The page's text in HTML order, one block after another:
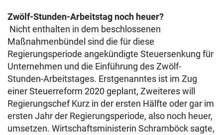
Zwölf-Stunden-Arbeitstag noch heuer?
Nicht enthalten in dem beschlossenen
Maßnahmenbündel sind die für diese
Regierungsperiode angekündigte Steuersenkung für
Unternehmen und die Einführung des Zwölf-
Stunden-Arbeitstages. Erstgenanntes ist im Zug
einer Steuerreform 2020 geplant, Zweiteres will
Regierungschef Kurz in der ersten Hälfte oder gar im
ersten Jahr der Regierungsperiode, also noch heuer,
umsetzen. Wirtschaftsministerin Schramböck sagte,